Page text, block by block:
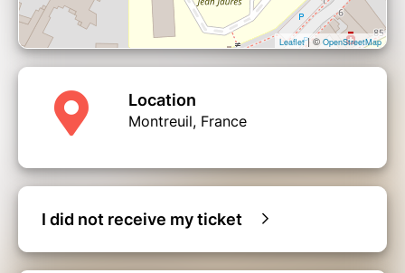
Leaflet| © OpenStreetMap
Location
Montreuil, France
I did not receive my ticket